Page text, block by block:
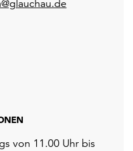
von 11.00 Uhr bis